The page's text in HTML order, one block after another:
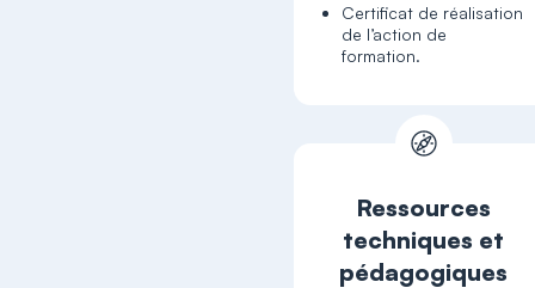
Certificat de réalisation
de l’action de
formation.
Ressources
techniques et
pédagogiques